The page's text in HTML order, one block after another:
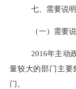
七、需要说
（一）需要
2016年主动
量较大的部门主要
门。